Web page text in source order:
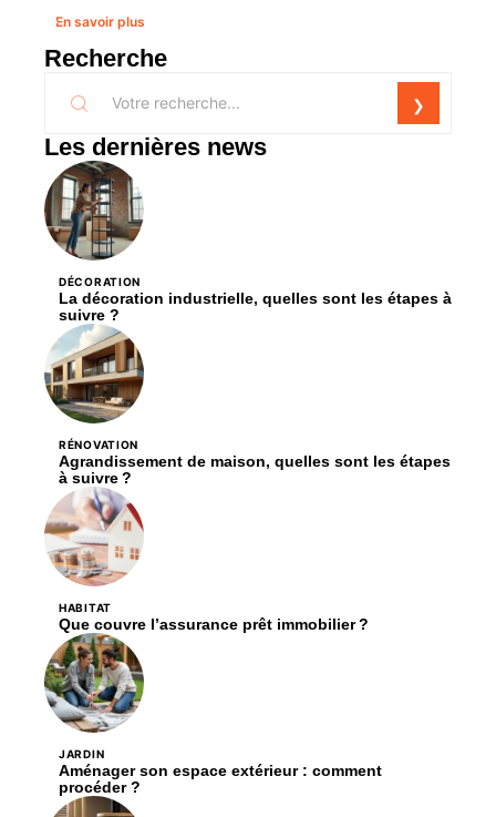
En savoir plus
Recherche
Les dernières news
DÉCORATION
La décoration industrielle, quelles sont les étapes à
suivre ?
RÉNOVATION
Agrandissement de maison, quelles sont les étapes
à suivre ?
HABITAT
Que couvre l’assurance prêt immobilier ?
JARDIN
Aménager son espace extérieur : comment
procéder ?